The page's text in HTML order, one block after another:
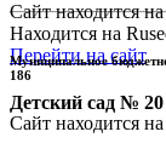
Находится на
Перейти на сайт
Детский сад № 20
Сайт находится
Муниципальное
186
Сайт находится на